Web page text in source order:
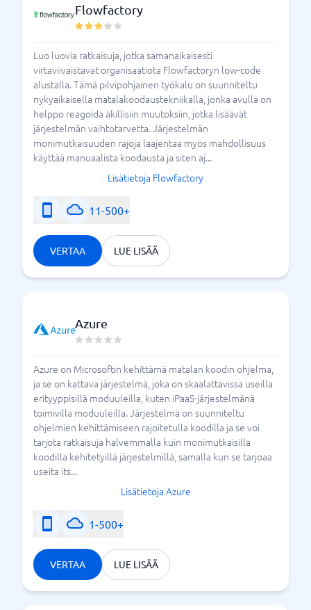
Flowfactory
Luo luovia ratkaisuja, jotka samanaikaisesti
virtaviivaistavat organisaatiota Flowfactoryn low-code
alustalla. Tämä pilvipohjainen työkalu on suunniteltu
nykyaikaisella matalakoodaustekniikalla, jonka avulla on
helppo reagoida äkillisiin muutoksiin, jotka lisäävät
järjestelmän vaihtotarvetta. Järjestelmän
monimutkaisuuden rajoja laajentaa myös mahdollisuus
käyttää manuaalista koodausta ja siten aj...
Lisätietoja Flowfactory
11-500+
VERTAA LUE LISÄÄ
Azure
Azure on Microsoftin kehittämä matalan koodin ohjelma,
ja se on kattava järjestelmä, joka on skaalattavissa useilla
erityyppisillä moduuleilla, kuten iPaaS-järjestelmänä
toimivilla moduuleilla. Järjestelmä on suunniteltu
ohjelmien kehittämiseen rajoitetulla koodilla ja se voi
tarjota ratkaisuja halvemmalla kuin monimutkaisilla
koodilla kehitetyillä järjestelmillä, samalla kun se tarjoaa
useita its...
Lisätietoja Azure
1-500+
VERTAA LUE LISÄÄ